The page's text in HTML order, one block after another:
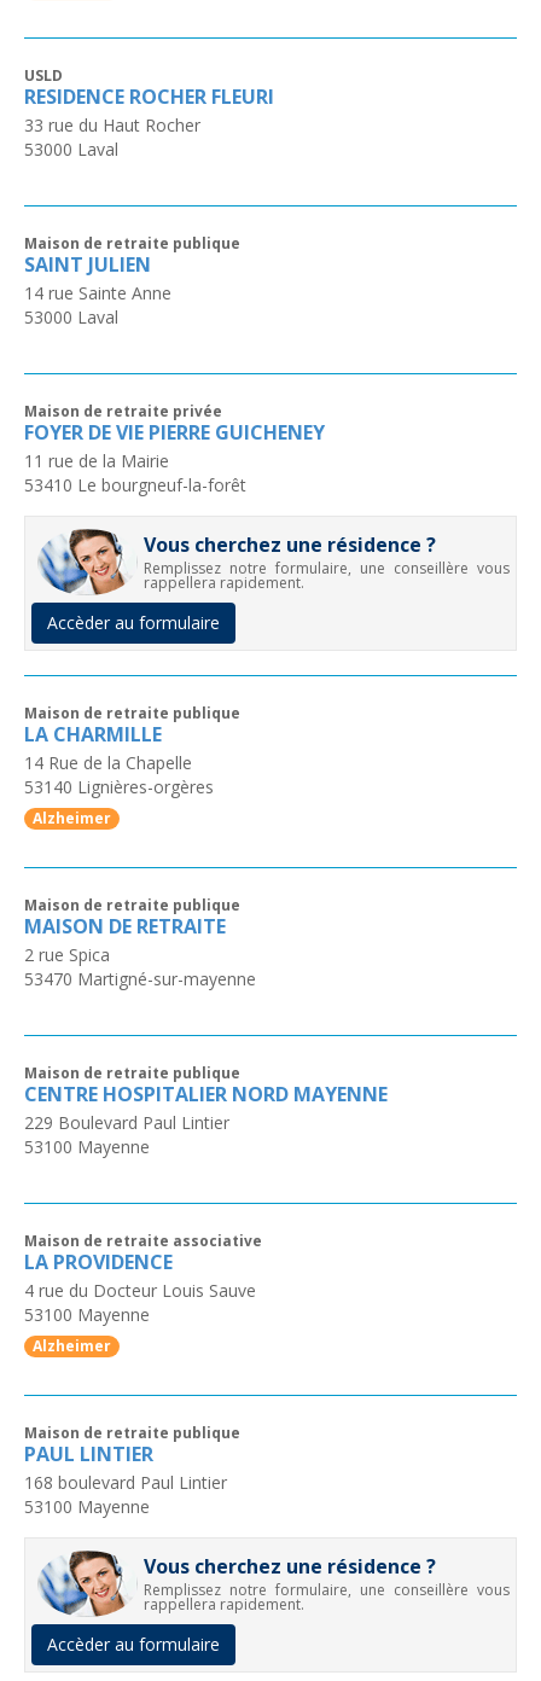
USLD
RESIDENCE ROCHER FLEURI
33 rue du Haut Rocher
53000 Laval
Maison de retraite publique
SAINT JULIEN
14 rue Sainte Anne
53000 Laval
Maison de retraite privée
FOYER DE VIE PIERRE GUICHENEY
11 rue de la Mairie
53410 Le bourgneuf-la-forêt
Vous cherchez une résidence ?
Remplissez notre formulaire, une conseillère vous
rappellera rapidement.
Accèder au formulaire
Maison de retraite publique
LA CHARMILLE
14 Rue de la Chapelle
53140 Lignières-orgères
Alzheimer
Maison de retraite publique
MAISON DE RETRAITE
2 rue Spica
53470 Martigné-sur-mayenne
Maison de retraite publique
CENTRE HOSPITALIER NORD MAYENNE
229 Boulevard Paul Lintier
53100 Mayenne
Maison de retraite associative
LA PROVIDENCE
4 rue du Docteur Louis Sauve
53100 Mayenne
Alzheimer
Maison de retraite publique
PAUL LINTIER
168 boulevard Paul Lintier
53100 Mayenne
Vous cherchez une résidence ?
Remplissez notre formulaire, une conseillère vous
rappellera rapidement.
Accèder au formulaire